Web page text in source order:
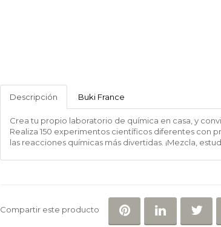
Descripción
Buki France
Crea tu propio laboratorio de química en casa, y
Realiza 150 experimentos científicos diferentes con
las reacciones químicas más divertidas. ¡Mezcla,
Compartir este producto COMPARTIR EN